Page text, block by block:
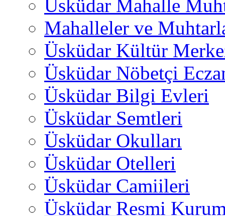
Üsküdar Mahalle
Mahalleler ve
Üsküdar Kültür
Üsküdar Nöbetçi
Üsküdar Bilgi Evleri
Üsküdar Semtleri
Üsküdar Okulları
Üsküdar Otelleri
Üsküdar Camiileri
Üsküdar Resmi